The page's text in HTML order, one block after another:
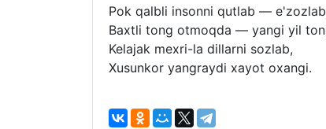
Pok qalbli insonni qutlab —
Baxtli tong otmoqda — yangi yil
Kelajak mexri-la dillarni sozlab,
Xusunkor yangraydi xayot oxangi.